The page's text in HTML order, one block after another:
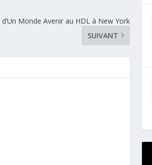
Monde Avenir au HDL à New York
SUIVANT